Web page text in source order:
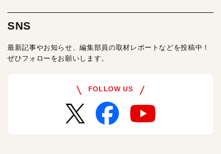
SNS
最新記事やお知らせ、編集部員の取材レポートなどを投稿中！
ぜひフォローをお願いします。
FOLLOW US